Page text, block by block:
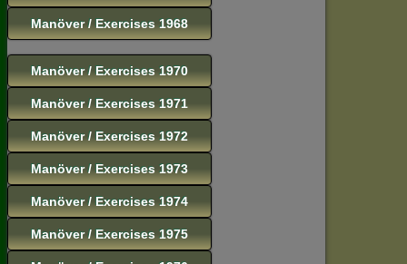
Manöver / Exercises 1968
Manöver / Exercises 1970
Manöver / Exercises 1971
Manöver / Exercises 1972
Manöver / Exercises 1973
Manöver / Exercises 1974
Manöver / Exercises 1975